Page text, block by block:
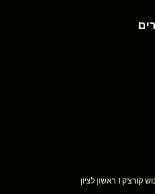
קורצ'ק 1 ראשון לציון